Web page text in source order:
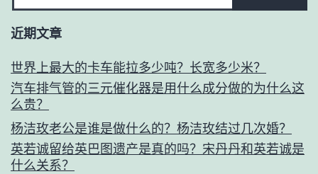
近期文章
世界上最大的卡车能拉多少吨？长宽多少米？
汽车排气管的三元催化器是用什么成分做的为什么这
么贵？
杨洁玫老公是谁是做什么的？杨洁玫结过几次婚？
英若诚留给英巴图遗产是真的吗？宋丹丹和英若诚是
什么关系？